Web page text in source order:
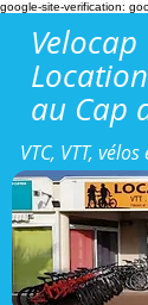
google-site-verification:
Velocap
au Cap
VTC, VTT,